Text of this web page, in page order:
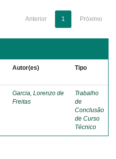
Anterior 1 Próximo
Autor(es) Tipo
Garcia, Lorenzo de
Freitas
Trabalho
de
Conclusão
de Curso
Técnico